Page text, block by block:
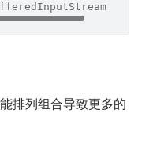
排列组合导致更多的